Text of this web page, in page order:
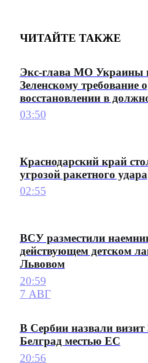
ЧИТАЙТЕ ТАКЖЕ
Экс-глава МО Украины
Зеленскому требование о
восстановлении в
03:50
Краснодарский край
угрозой ракетного удара
02:55
ВСУ разместили
действующем детском
Львовом
20:59
7 АВГ
В Сербии назвали визит
Белград местью ЕС
20:56